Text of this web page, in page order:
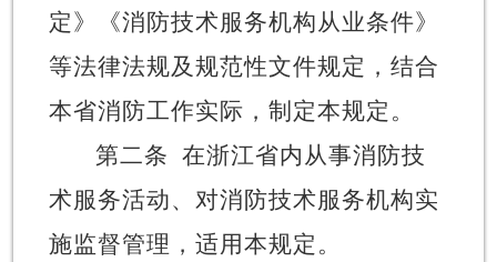
定》《消防技术服务机构从业条件》
等法律法规及规范性文件规定，结合
本省消防工作实际，制定本规定。
第二条 在浙江省内从事消防技
术服务活动、对消防技术服务机构实
施监督管理，适用本规定。